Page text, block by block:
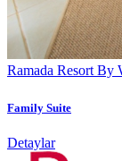
Ramada Resort By
Family Suite
Detaylar